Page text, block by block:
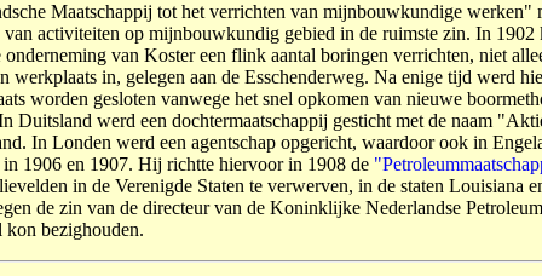
Maatschappij tot het verrichten van mijnbouwkundige
activiteiten op mijnbouw­kundig ge­bied in de ruimste zin. In 1902
van Koster een flink aantal boringen verrichten, niet
in, gelegen aan de Esschenderweg. Na enige tijd werd
worden gesloten vanwege het snel opko­men van nieuwe
werd een dochtermaat­schappij ge­­sticht met de naam
In Londen werd een agent­schap opgericht, waardoor ook in
1906 en 1907. Hij richtte hiervoor in 1908 de
in de Verenigde Staten te verwerven, in de staten
de zin van de directeur van de Konin­klijke Nederlandse
kon bezig­houden.